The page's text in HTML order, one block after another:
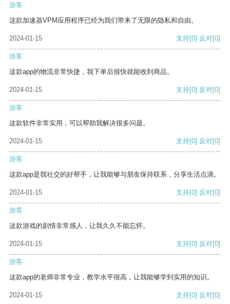
游客
这款加速器VPM应用程序已经为我们带来了无限的隐私和自由。
2024-01-15 支持[0] 反对[0]
游客
这款app的物流非常快捷，我下单后很快就能收到商品。
2024-01-15 支持[0] 反对[0]
游客
这款软件非常实用，可以帮助我解决很多问题。
2024-01-15 支持[0] 反对[0]
游客
这款app是我社交的好帮手，让我能够与朋友保持联系，分享生活点滴。
2024-01-15 支持[0] 反对[0]
游客
这款游戏的剧情非常感人，让我久久不能忘怀。
2024-01-15 支持[0] 反对[0]
游客
这款app的老师非常专业，教学水平很高，让我能够学到实用的知识。
2024-01-15 支持[0] 反对[0]